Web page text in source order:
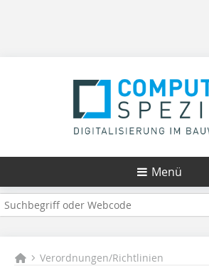
Menü
Verordnungen/Richtlinien